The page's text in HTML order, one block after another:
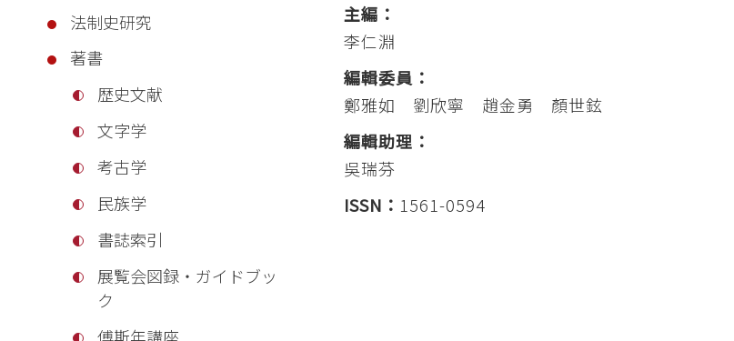
法制史研究
著書
歴史文献
文字学
考古学
民族学
書誌索引
展覧会図録・ガイドブッ
ク
主編：
李仁淵
編輯委員：
鄭雅如 劉欣寧 趙金勇 顏世鉉
編輯助理：
吳瑞芬
ISSN： 1561-0594